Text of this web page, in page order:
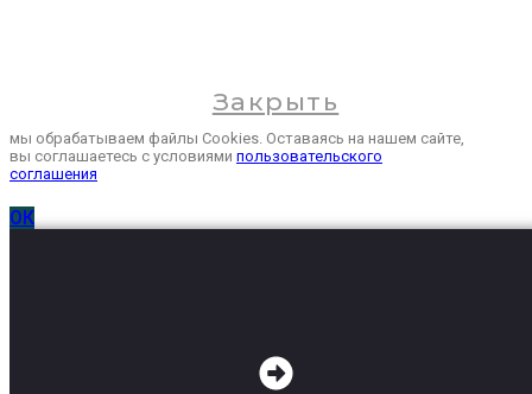
Закрыть
мы обрабатываем файлы Cookies. Оставаясь на нашем сайте,
вы соглашаетесь с условиями пользовательского
соглашения
ОК